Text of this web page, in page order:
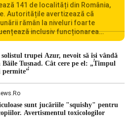
141 de localități din România,
Autoritățile avertizează că
rămân la niveluri foarte
inclusiv funcționarea
România se confruntă
Lipsa […]trupei Azur, nevoit să își vândă
Tușnad. Cât cere pe el: „Timpul
sunt jucăriile "squishy" pentru
Avertismentul toxicologilor